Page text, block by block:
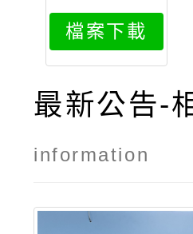
藝示範研習
檔案下載
最新公告-
information